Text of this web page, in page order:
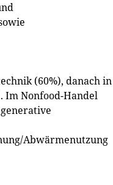
(60%), danach in
Im Nonfood-Handel
Abwärmenutzung